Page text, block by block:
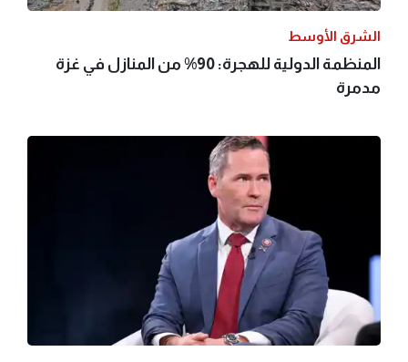
الشرق الأوسط
المنظمة الدولية للهجرة: 90% من المنازل في غزة
مدمرة